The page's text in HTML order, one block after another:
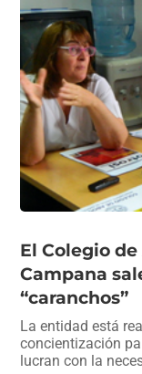
El Colegio
Campana
“caranchos”
La entidad está
concientización
lucran con la